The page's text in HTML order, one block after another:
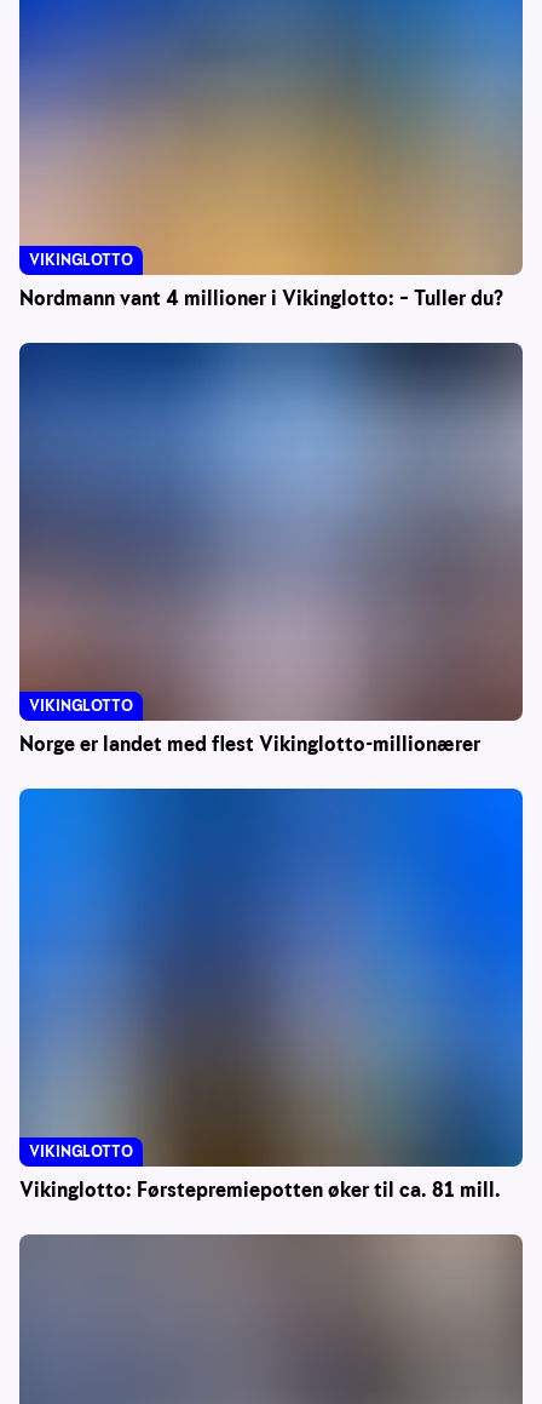
Nordmann vant 4 millioner i Vikinglotto: – Tuller du?
VIKINGLOTTO
Norge er landet med flest Vikinglotto-millionærer
VIKINGLOTTO
Vikinglotto: Førstepremiepotten øker til ca. 81 mill.
VIKINGLOTTO